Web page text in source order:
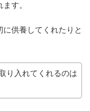
す。
供養してくれたりと
り入れてくれるのは